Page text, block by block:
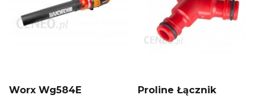
Worx Wg584E
Proline Łącznik